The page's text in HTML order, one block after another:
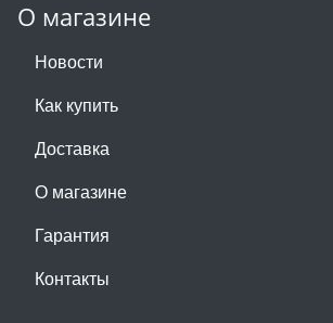
О магазине
Новости
Как купить
Доставка
О магазине
Гарантия
Контакты